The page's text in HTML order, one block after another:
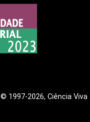
© 1997-2026, Ciência Viva